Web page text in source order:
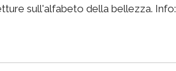
sull'alfabeto della bellezza. Info: